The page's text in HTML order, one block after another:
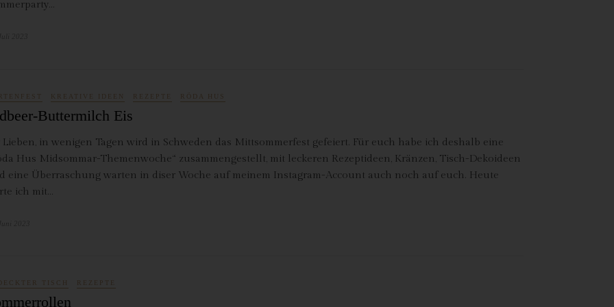
KREATIVE IDEEN REZEPTE RÖDA HUS
Buttermilch Eis
Lieben, in wenigen Tagen wird in Schweden das Mittsommerfest gefeiert. Für euch habe ich deshalb eine
Hus Midsommar-Themenwoche“ zusammengestellt, mit leckeren Rezeptideen, Kränzen, Tisch-Dekoideen
eine Überraschung warten in diser Woche auf meinem Instagram-Account auch noch auf euch. Heute
ich mit…
TISCH REZEPTE
Straße 9a
0421-83000770
0421-83000779
Internetseiten verwenden Cookies. Cookies sind Textdateien, welche
einen Internetbrowser auf einem Computersystem abgelegt und